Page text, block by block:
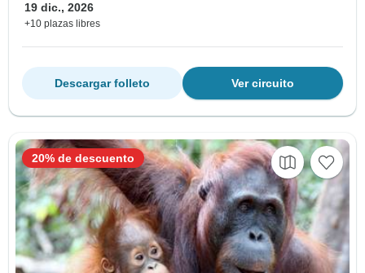
19 dic., 2026
+10 plazas libres
Ver circuito
Descargar folleto
20% de descuento